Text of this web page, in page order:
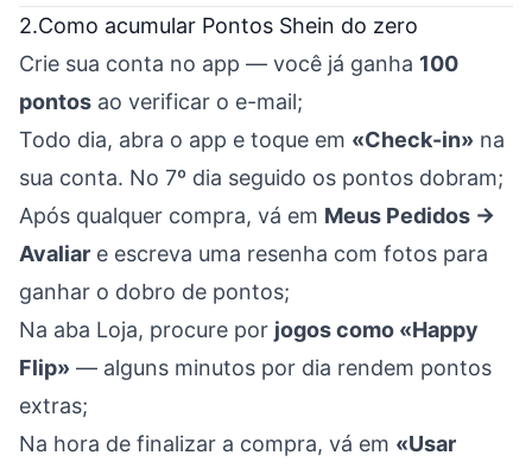
2.Como acumular Pontos Shein do zero
Crie sua conta no app — você já ganha 100
pontos ao verificar o e-mail;
Todo dia, abra o app e toque em «Check-in» na
sua conta. No 7º dia seguido os pontos dobram;
Após qualquer compra, vá em Meus Pedidos →
Avaliar e escreva uma resenha com fotos para
ganhar o dobro de pontos;
Na aba Loja, procure por jogos como «Happy
Flip» — alguns minutos por dia rendem pontos
extras;
Na hora de finalizar a compra, vá em «Usar